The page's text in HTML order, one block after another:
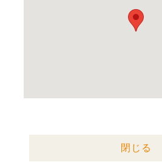
閉じる